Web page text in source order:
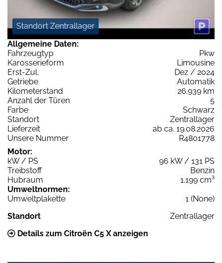
Standort Zentrallager
Allgemeine Daten:
Fahrzeugtyp
Pkw
Karosserieform
Limousine
Erst-Zul.
Dez / 2024
Getriebe
Automatik
Kilometerstand
26.939 km
Anzahl der Türen
5
Farbe
Schwarz
Standort
Zentrallager
Lieferzeit
ab ca. 19.08.2026
Unsere Nummer
R4801778
Motor:
kW / PS
96 kW / 131 PS
Treibstoff
Benzin
Hubraum
1.199 cm³
Umweltnormen:
Umweltplakette
1 (None)
Standort
Zentrallager
Details zum Citroën C5 X anzeigen